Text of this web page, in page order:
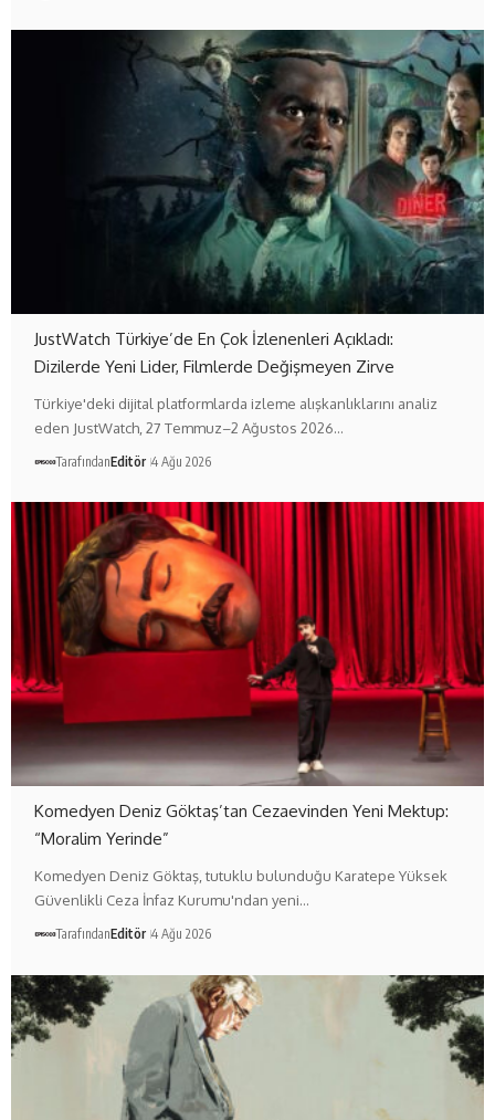
JustWatch Türkiye’de En Çok İzlenenleri Açıkladı:
Dizilerde Yeni Lider, Filmlerde Değişmeyen Zirve
Türkiye'deki dijital platformlarda izleme alışkanlıklarını analiz
eden JustWatch, 27 Temmuz–2 Ağustos 2026…
TarafındanEditör 4 Ağu 2026
Komedyen Deniz Göktaş’tan Cezaevinden Yeni Mektup:
“Moralim Yerinde”
Komedyen Deniz Göktaş, tutuklu bulunduğu Karatepe Yüksek
Güvenlikli Ceza İnfaz Kurumu'ndan yeni…
TarafındanEditör 4 Ağu 2026